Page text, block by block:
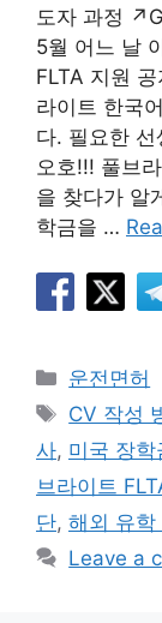
도자 과정
5월 어느 날
FLTA 지원
라이트 한국
다. 필요한
오호!!! 풀브
을 찾다가 알
학금을 …
Categories
운전면허
Tags
CV 작성
사, 미국 장학
브라이트
단, 해외 유학
Leave a